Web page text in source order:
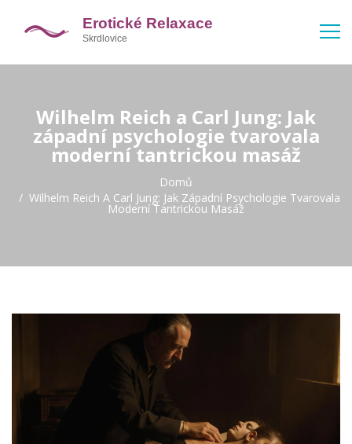
Wilhelm Reich a Carl Jung: Jak
západní psychologie tvarovala
moderní tantrickou masáž
Domů
Wilhelm Reich A Carl Jung: Jak Západní Psychologie Tvarovala
Moderní Tantrickou Masáž